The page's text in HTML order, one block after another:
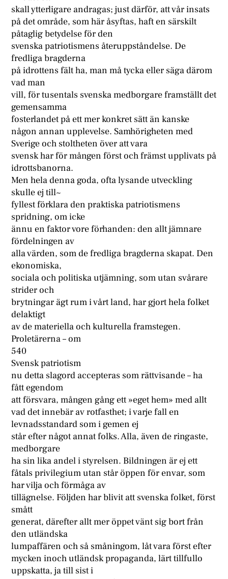
skall ytterligare andragas; just därför, att vår insats
på det område, som här åsyftas, haft en särskilt
påtaglig betydelse för den
svenska patriotismens återuppståndelse. De
fredliga bragderna
på idrottens fält ha, man må tycka eller säga därom
vad man
vill, för tusentals svenska medborgare framställt det
gemensamma
fosterlandet på ett mer konkret sätt än kanske
någon annan upplevelse. Samhörigheten med
Sverige och stoltheten över att vara
svensk har för mången först och främst upplivats på
idrottsbanorna.
Men hela denna goda, ofta lysande utveckling
skulle ej till~
fyllest förklara den praktiska patriotismens
spridning, om icke
ännu en faktor vore förhanden: den allt jämnare
fördelningen av
alla värden, som de fredliga bragderna skapat. Den
ekonomiska,
sociala och politiska utjämning, som utan svårare
strider och
brytningar ägt rum i vårt land, har gjort hela folket
delaktigt
av de materiella och kulturella framstegen.
Proletärerna – om
540
Svensk patriotism
nu detta slagord accepteras som rättvisande – ha
fått egendom
att försvara, mången gång ett »eget hem» med allt
vad det innebär av rotfasthet; i varje fall en
levnadsstandard som i gemen ej
står efter något annat folks. Alla, även de ringaste,
medborgare
ha sin lika andel i styrelsen. Bildningen är ej ett
fåtals privilegium utan står öppen för envar, som
har vilja och förmåga av
tillägnelse. Följden har blivit att svenska folket, först
smått
generat, därefter allt mer öppet vänt sig bort från
den utländska
lumpaffären och så småningom, låt vara först efter
mycken inoch utländsk propaganda, lärt tillfullo
uppskatta, ja till sist i